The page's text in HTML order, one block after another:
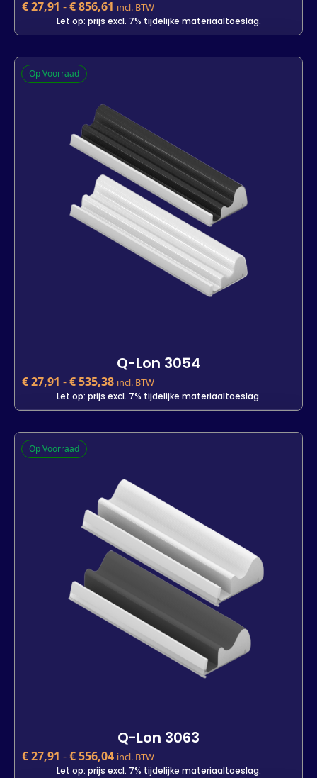
€27,91 -€856,61 incl. BTW
Let op: prijs excl. 7% tijdelijke materiaaltoeslag.
Q-Lon 3034
€27,91 incl. BTW
7 m 25 m 800 m
- +
In winkelwagen
Op Voorraad
Q-Lon 3054
€27,91 -€535,38 incl. BTW
Let op: prijs excl. 7% tijdelijke materiaaltoeslag.
Q-Lon 3054
€27,91 incl. BTW
7 m 25 m 500 m
+
In winkelwagen
Op Voorraad
Q-Lon 3063
€27,91 -€556,04 incl. BTW
Let op: prijs excl. 7% tijdelijke materiaaltoeslag.